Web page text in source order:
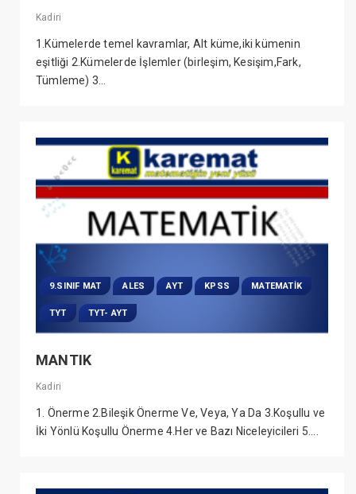
Kadiri
1.Kümelerde temel kavramlar, Alt küme,iki kümenin
eşitliği 2.Kümelerde İşlemler (birleşim, Kesişim,Fark,
Tümleme) 3...
9.SINIF MAT ALES AYT KPSS MATEMATIK
TYT TYT- AYT
MANTIK
Kadiri
1. Önerme 2.Bileşik Önerme Ve, Veya, Ya Da 3.Koşullu ve
İki Yönlü Koşullu Önerme 4.Her ve Bazı Niceleyicileri 5....